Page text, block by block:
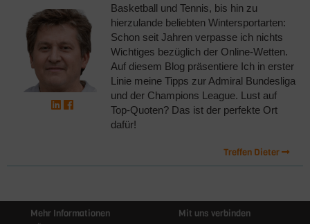
Basketball und Tennis, bis hin zu
hierzulande beliebten Wintersportarten:
Schon seit Jahren verpasse ich nichts
Wichtiges bezüglich der Online-Wetten.
Auf diesem Blog präsentiere Ich in erster
Linie meine Tipps zur Admiral Bundesliga
und der Champions League. Lust auf
Top-Quoten? Das ist der perfekte Ort
dafür!
Treffen Dieter
Mehr Informationen Mit uns verbinden